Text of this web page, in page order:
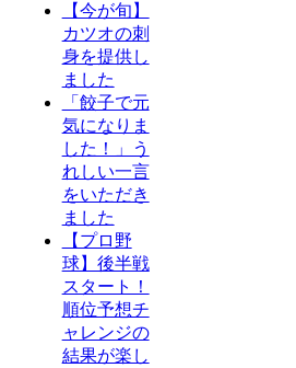
【今が旬】
カツオの刺
身を提供し
ました
「餃子で元
気になりま
した！」う
れしい一言
をいただき
ました
【プロ野
球】後半戦
スタート！
順位予想チ
ャレンジの
結果が楽し